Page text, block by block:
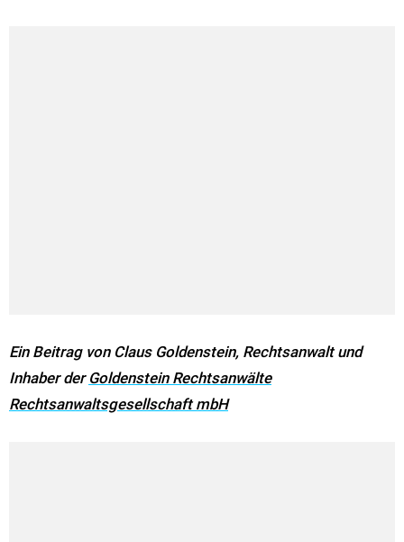
Ein Beitrag von Claus Goldenstein, Rechtsanwalt und
Inhaber der Goldenstein Rechtsanwälte
Rechtsanwaltsgesellschaft mbH